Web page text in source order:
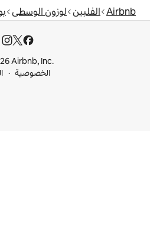
الوسطى بولاكان بيوت صغيرة للإيجار